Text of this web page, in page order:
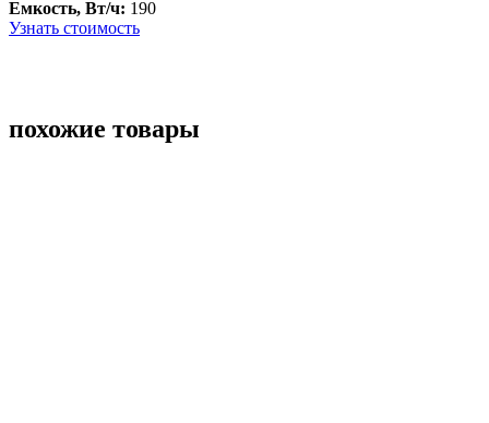
Емкость, Вт/ч: 190
Узнать стоимость
похожие товары